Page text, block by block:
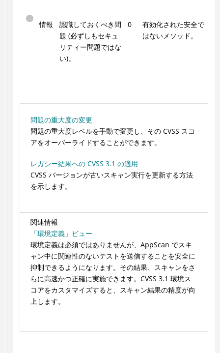
情報
認識しておくべき問
題 (必ずしもセキュ
リティー問題ではな
い)。
0
有効化された安全で
はないメソッド。
問題の重大度の変更
問題の重大度レベルを手動で変更し、その CVSS スコ
アをオーバーライドすることができます。
レガシー結果への CVSS 3.1 の適用
CVSS バージョンが古いスキャン実行を更新する方法
を示します。
関連情報
「環境定義」ビュー
環境定義は必須ではありませんが、AppScan でスキ
ャン中に関連性のないテストを送信することを安全に
抑制できるようになります。その結果、スキャンをさ
らに高速かつ正確に実施できます。CVSS 3.1 環境ス
コアをカスタマイズすると、スキャン結果の精度が向
上します。